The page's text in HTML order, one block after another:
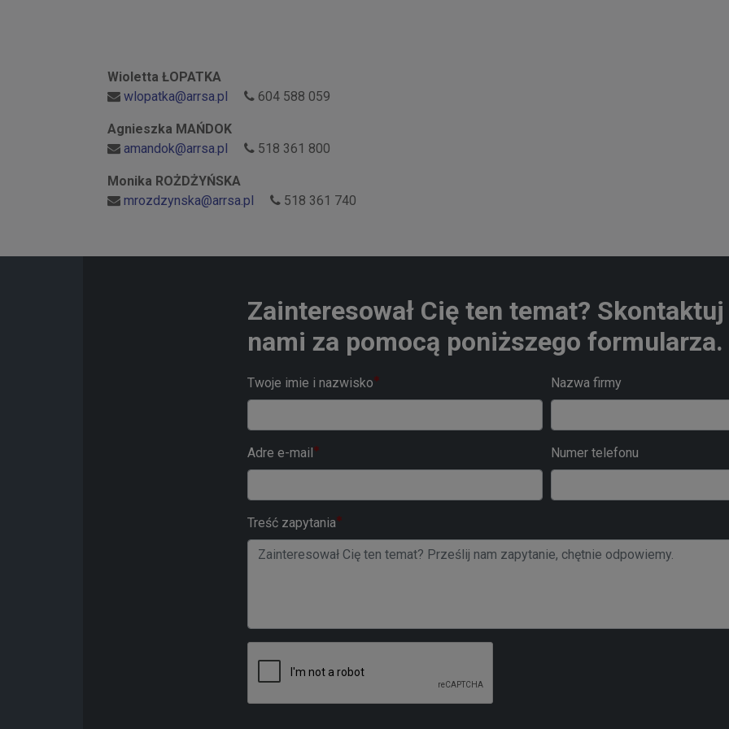
Wioletta ŁOPATKA
wlopatka@arrsa.pl
604 588 059
Agnieszka MAŃDOK
amandok@arrsa.pl
518 361 800
Monika ROŻDŻYŃSKA
mrozdzynska@arrsa.pl
518 361 740
Zainteresował Cię ten temat?
nami za pomocą poniższego formularza.
Twoje imie i nazwisko Nazwa firmy
Adre e-mail Numer telefonu
Treść zapytania